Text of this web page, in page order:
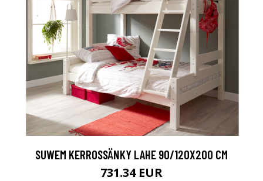
SUWEM KERROSSÄNKY LAHE 90/120X200 CM
731.34 EUR